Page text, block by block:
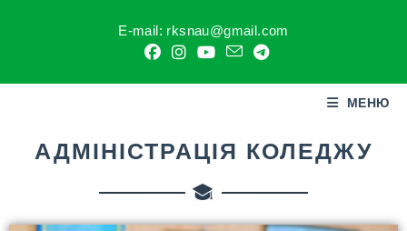
E-mail: rksnau@gmail.com
МЕНЮ
АДМІНІСТРАЦІЯ КОЛЕДЖУ